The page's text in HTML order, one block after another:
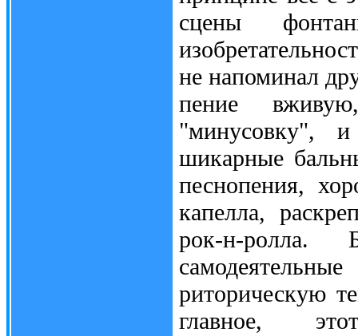
сцены
не напоминал
пение
"минусовку",
шикарные
песнопения,
капелла,
рок-н-
риторическую
главное,